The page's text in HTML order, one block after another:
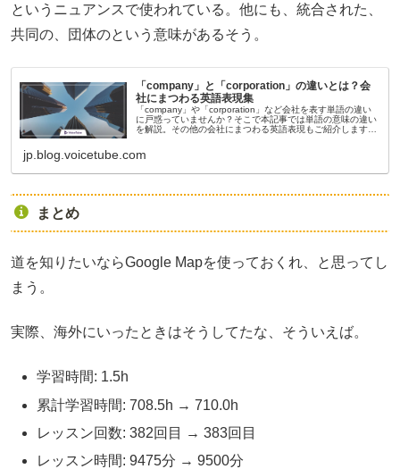
というニュアンスで使われている。他にも、統合された、
共同の、団体のという意味があるそう。
「company」と「corporation」の違いとは？会
社にまつわる英語表現集
「company」や「corporation」など会社を表す単語の違い
に戸惑っていませんか？そこで本記事では単語の意味の違い
を解説。その他の会社にまつわる英語表現もご紹介します。
jp.blog.voicetube.com
まとめ
道を知りたいならGoogle Mapを使っておくれ、と思ってし
まう。
実際、海外にいったときはそうしてたな、そういえば。
学習時間: 1.5h
累計学習時間: 708.5h → 710.0h
レッスン回数: 382回目 → 383回目
レッスン時間: 9475分 → 9500分